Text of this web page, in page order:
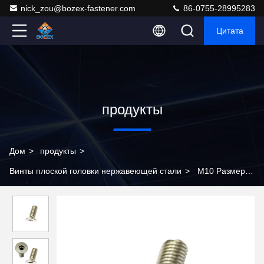
nick_zou@bozex-fastener.com 86-0755-28995283
Цитата
продукты
Дом > продукты >
Винты плоской головки нержавеющей стали > M10 Размер
винты с шестерковой розеткой